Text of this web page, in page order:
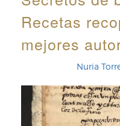
Recetas
mejores
Nuria